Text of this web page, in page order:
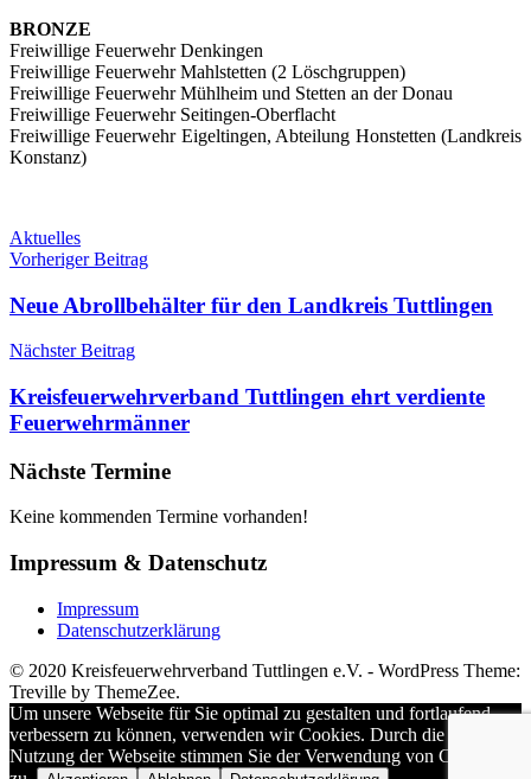
BRONZE
Freiwillige Feuerwehr Denkingen
Freiwillige Feuerwehr Mahlstetten (2 Löschgruppen)
Freiwillige Feuerwehr Mühlheim und Stetten an der Donau
Freiwillige Feuerwehr Seitingen-Oberflacht
Freiwillige Feuerwehr Eigeltingen, Abteilung Honstetten (Landkreis
Konstanz)
Aktuelles
Beitragsnavigation
Vorheriger Beitrag
Neue Abrollbehälter für den Landkreis Tuttlingen
Nächster Beitrag
Kreisfeuerwehrverband Tuttlingen ehrt verdiente
Feuerwehrmänner
Nächste Termine
Keine kommenden Termine vorhanden!
Impressum & Datenschutz
Impressum
Datenschutzerklärung
WordPress Theme:
Treville by ThemeZee.
Um unsere Webseite für Sie optimal zu gestalten und fortlaufend
verbessern zu können, verwenden wir Cookies. Durch die weitere
Nutzung der Webseite stimmen Sie der Verwendung von Cookies